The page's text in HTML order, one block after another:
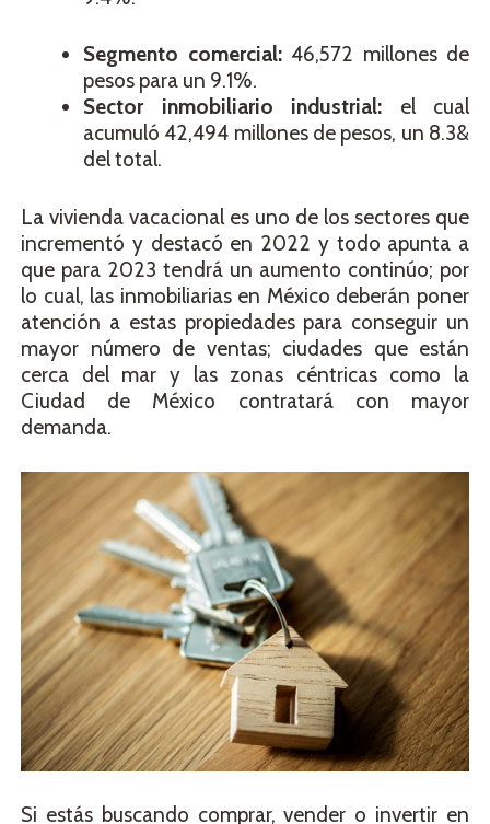
Segmento comercial: 46,572 millones de
pesos para un 9.1%.
Sector inmobiliario industrial: el cual
acumuló 42,494 millones de pesos, un 8.3&
del total.
La vivienda vacacional es uno de los sectores que
incrementó y destacó en 2022 y todo apunta a
que para 2023 tendrá un aumento continúo; por
lo cual, las inmobiliarias en México deberán poner
atención a estas propiedades para conseguir un
mayor número de ventas; ciudades que están
cerca del mar y las zonas céntricas como la
Ciudad de México contratará con mayor
demanda.
Si estás buscando comprar, vender o invertir en